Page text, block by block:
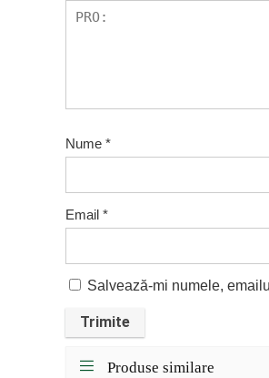
Nume *
Email *
Salvează-mi numele,
Produse similare